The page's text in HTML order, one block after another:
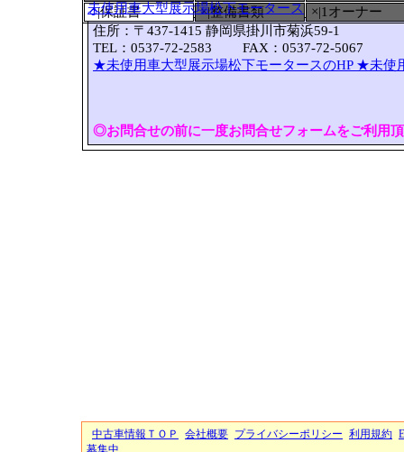
○|保証書 ×|整備書類 ×|1オーナー
未使用車大型展示場松下モータース
住所：〒437-1415 静岡県掛川市菊浜59-1
TEL：0537-72-2583 FAX：0537-72-5067
★未使用車大型展示場松下モータースのHP ★未使
◎お問合せの前に一度お問合せフォームをご利用
中古車情報ＴＯＰ 会社概要 プライバシーポリシー 利用規約
募集中